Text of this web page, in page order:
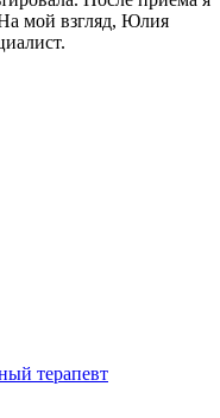
мой взгляд, Юлия
терапевт